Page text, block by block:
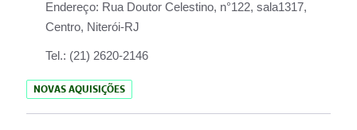
Endereço: Rua Doutor Celestino, n°122, sala1317,
Centro, Niterói-RJ
Tel.: (21) 2620-2146
NOVAS AQUISIÇÕES